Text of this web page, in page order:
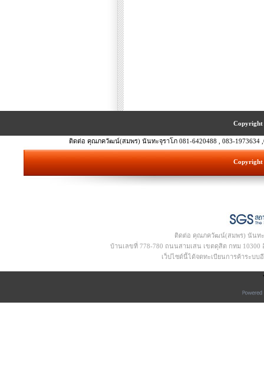
Copyright
ติดต่อ คุณภควัฒน์(สมพร) นันทะจุราโภ 081-6420488 , 083-1973634
Copyright
ติดต่อ คุณภควัฒน์(สมพร) นันทะจุ
บ้านเลขที่ 778-780 ถนนสามเสน เขตดุสิต กทม 10300 อี
เว็ปไซด์นี้ได้จดทะเบียนการค้าระบบ